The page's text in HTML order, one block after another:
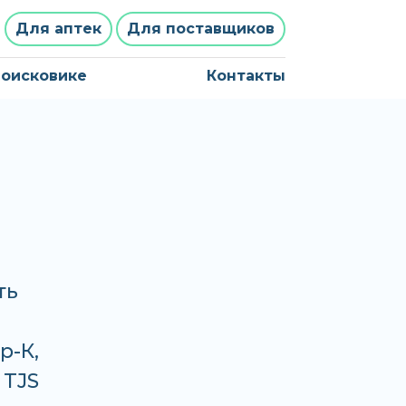
Для аптек Для поставщиков
Контакты
К,